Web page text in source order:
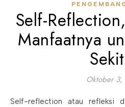
Self-
Manfaatnya
Oktober
Self-reflection atau refleksi diri. Tahukah kamu bahwa